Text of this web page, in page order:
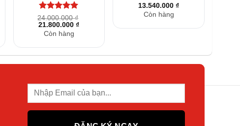
Được xếp
hạng55
sao
24.000.000₫
Giá
gốc
là:
21.800.000₫Giá
Còn hàng
Được xếp
hạng 55
13.540.000₫
Còn hàng